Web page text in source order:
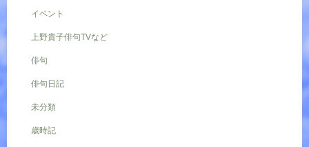
イベント
上野貴子俳句TVなど
俳句
俳句日記
未分類
歳時記